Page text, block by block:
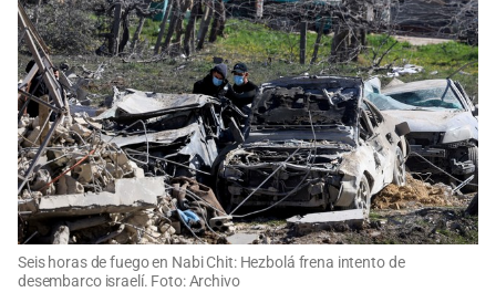
Seis horas de fuego en Nabi Chit: Hezbolá frena intento de
desembarco israelí. Foto: Archivo